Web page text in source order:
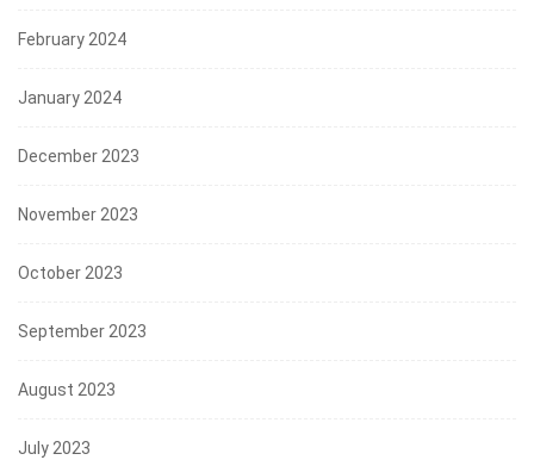
February 2024
January 2024
December 2023
November 2023
October 2023
September 2023
August 2023
July 2023